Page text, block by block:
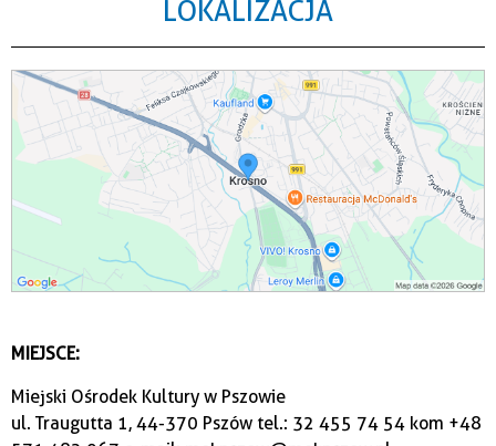
LOKALIZACJA
MIEJSCE:
Miejski Ośrodek Kultury w Pszowie
ul. Traugutta 1, 44-370 Pszów tel.: 32 455 74 54 kom +48